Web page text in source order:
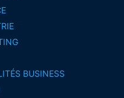
BUSINESS